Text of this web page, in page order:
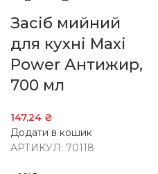
Засіб мийний
для кухні Maxi
Power Антижир,
700 мл
147,24 ₴
Додати в кошик
АРТИКУЛ: 70118